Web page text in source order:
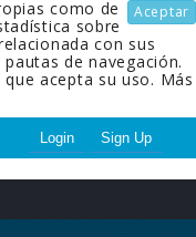
Aceptar
como de
sobre
con sus
de navegación.
acepta su uso. Más
Login Sign Up